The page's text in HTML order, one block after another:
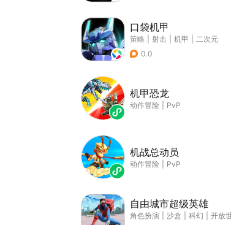
口袋机甲
策略 射击 机甲
二次元
0.0
机甲恐龙
动作冒险 PvP
机战总动员
动作冒险 PvP
自由城市超级英雄
角色扮演 沙盒 科幻
开放